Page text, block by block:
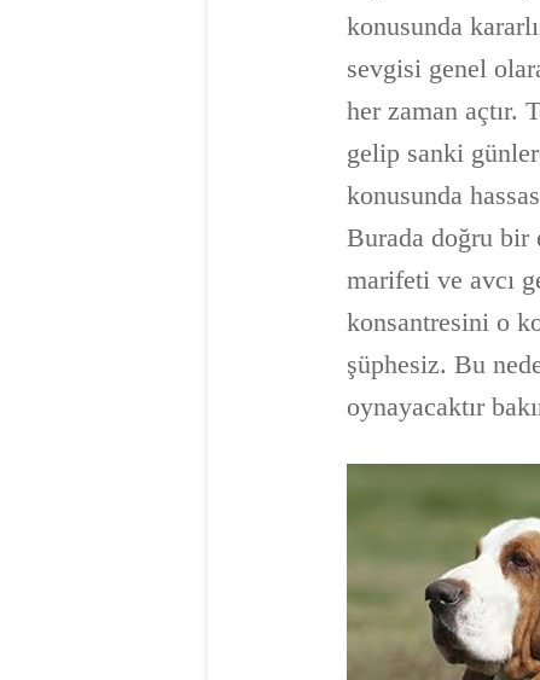
konusunda
sevgisi genel
her zaman açtır.
gelip sanki
konusunda
Burada doğru bir
marifeti ve avcı
konsantresini o
şüphesiz. Bu
oynayacaktır